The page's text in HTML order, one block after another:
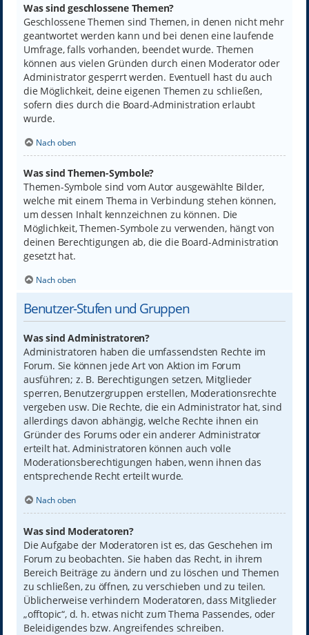
Was sind geschlossene Themen?
Geschlossene Themen sind Themen, in denen nicht mehr
geantwortet werden kann und bei denen eine laufende
Umfrage, falls vorhanden, beendet wurde. Themen
können aus vielen Gründen durch einen Moderator oder
Administrator gesperrt werden. Eventuell hast du auch
die Möglichkeit, deine eigenen Themen zu schließen,
sofern dies durch die Board-Administration erlaubt
wurde.
Nach oben
Was sind Themen-Symbole?
Themen-Symbole sind vom Autor ausgewählte Bilder,
welche mit einem Thema in Verbindung stehen können,
um dessen Inhalt kennzeichnen zu können. Die
Möglichkeit, Themen-Symbole zu verwenden, hängt von
deinen Berechtigungen ab, die die Board-Administration
gesetzt hat.
Nach oben
Benutzer-Stufen und Gruppen
Was sind Administratoren?
Administratoren haben die umfassendsten Rechte im
Forum. Sie können jede Art von Aktion im Forum
ausführen; z. B. Berechtigungen setzen, Mitglieder
sperren, Benutzergruppen erstellen, Moderationsrechte
vergeben usw. Die Rechte, die ein Administrator hat, sind
allerdings davon abhängig, welche Rechte ihnen ein
Gründer des Forums oder ein anderer Administrator
erteilt hat. Administratoren können auch volle
Moderationsberechtigungen haben, wenn ihnen das
entsprechende Recht erteilt wurde.
Nach oben
Was sind Moderatoren?
Die Aufgabe der Moderatoren ist es, das Geschehen im
Forum zu beobachten. Sie haben das Recht, in ihrem
Bereich Beiträge zu ändern und zu löschen und Themen
zu schließen, zu öffnen, zu verschieben und zu teilen.
Üblicherweise verhindern Moderatoren, dass Mitglieder
„offtopic“, d. h. etwas nicht zum Thema Passendes, oder
Beleidigendes bzw. Angreifendes schreiben.